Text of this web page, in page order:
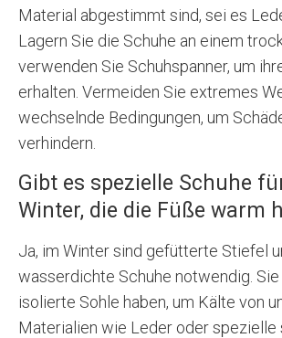
Material abgestimmt sind, sei es
Lagern Sie die Schuhe an einem
verwenden Sie Schuhspanner, um
erhalten. Vermeiden Sie extremes
wechselnde Bedingungen, um
verhindern.
Gibt es spezielle Schuhe
Winter, die die Füße warm
Ja, im Winter sind gefütterte Stiefel
wasserdichte Schuhe notwendig.
isolierte Sohle haben, um Kälte von
Materialien wie Leder oder spezielle